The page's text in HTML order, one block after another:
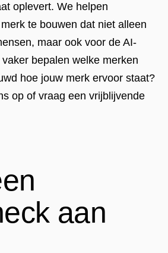
oplevert. We helpen
te bouwen dat niet alleen
maar ook voor de AI-
bepalen welke merken
hoe jouw merk ervoor staat?
op of vraag een vrijblijvende
aan